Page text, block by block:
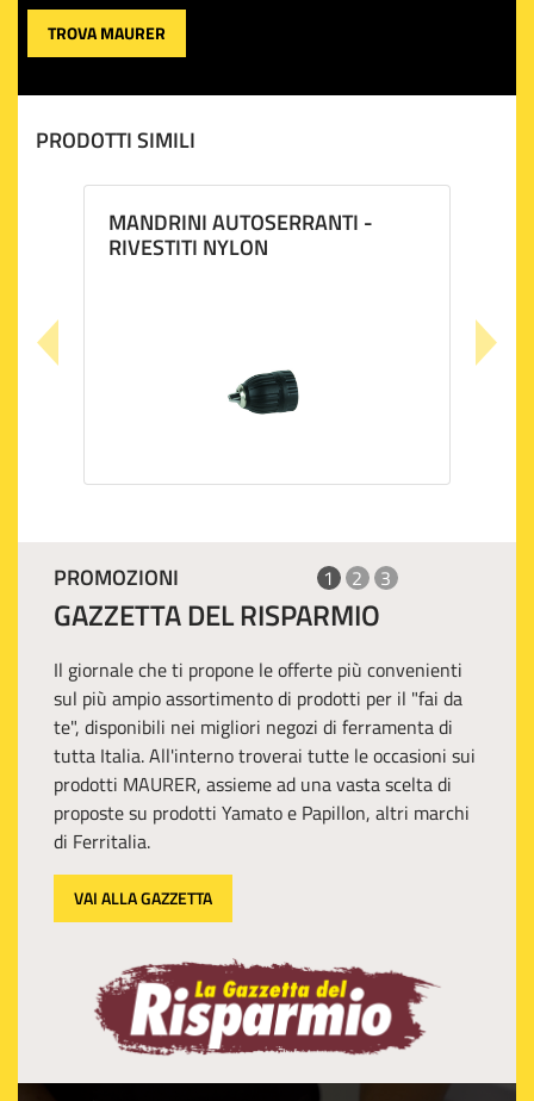
TROVA MAURER
PRODOTTI SIMILI
MANDRINI AUTOSERRANTI -
RIVESTITI NYLON
PROMOZIONI 1 2 3
GAZZETTA DEL RISPARMIO
Il giornale che ti propone le offerte più convenienti
sul più ampio assortimento di prodotti per il "fai da
te", disponibili nei migliori negozi di ferramenta di
tutta Italia. All'interno troverai tutte le occasioni sui
prodotti MAURER, assieme ad una vasta scelta di
proposte su prodotti Yamato e Papillon, altri marchi
di Ferritalia.
VAI ALLA GAZZETTA